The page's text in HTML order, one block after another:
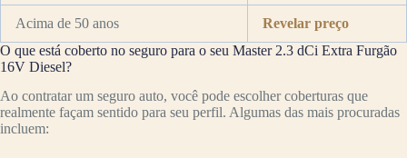
Acima de 50 anos
Revelar preço
O que está coberto no seguro para o seu Master 2.3 dCi Extra Furgão
16V Diesel?
Ao contratar um seguro auto, você pode escolher coberturas que
realmente façam sentido para seu perfil. Algumas das mais procuradas
incluem: